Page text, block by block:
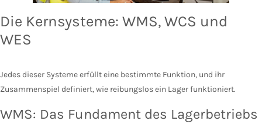
Die Kernsysteme: WMS, WCS und
WES
Jedes dieser Systeme erfüllt eine bestimmte Funktion, und ihr
Zusammenspiel definiert, wie reibungslos ein Lager funktioniert.
WMS: Das Fundament des Lagerbetriebs